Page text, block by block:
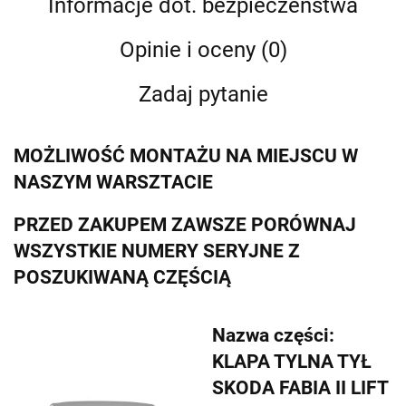
Informacje dot. bezpieczeństwa
Opinie i oceny (0)
Zadaj pytanie
MOŻLIWOŚĆ MONTAŻU NA MIEJSCU W
NASZYM WARSZTACIE
PRZED ZAKUPEM ZAWSZE PORÓWNAJ
WSZYSTKIE NUMERY SERYJNE Z
POSZUKIWANĄ CZĘŚCIĄ
Nazwa części:
KLAPA TYLNA TYŁ
SKODA FABIA II LIFT